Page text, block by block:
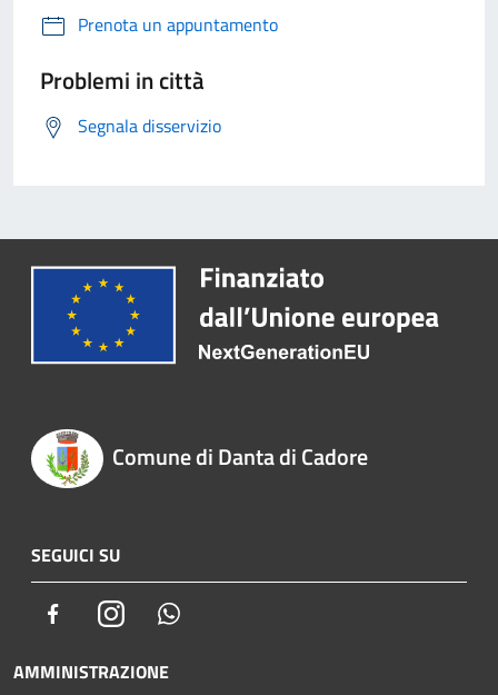
Prenota un appuntamento
Problemi in città
Segnala disservizio
Comune di Danta di Cadore
SEGUICI SU
FacebookInstagram
AMMINISTRAZIONE